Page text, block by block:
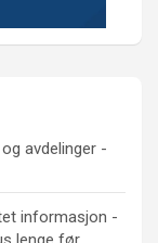
avdelinger -
informasjon -